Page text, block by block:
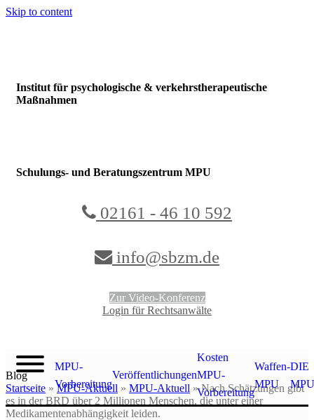
Skip to content
Institut für psychologische & verkehrstherapeutische
Maßnahmen
Schulungs- und Beratungszentrum MPU
02161 - 46 10 592
info@sbzm.de
Zur Video-Konferenz
Login für Rechtsanwälte
MPU-
Vorbereitung
Veröffentlichungen
Kosten
MPU-
Vorbereitung
Waffen-
MPU
DIE
MPU
Blog
Startseite » MPU-Aktuell » MPU-Aktuell »Nach Schätzungen gibt
es in der BRD über 2 Millionen Menschen, die unter einer
Medikamentenabhängigkeit leiden.